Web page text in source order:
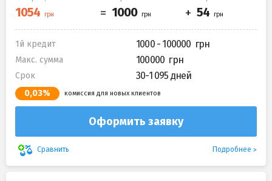
1й кредит 1000 - 100000
Макс. сумма 100000
Срок 30-1 095 дней
0,03% комиссия для новых клиентов
Оформить заявку
Сравнить Подробнее